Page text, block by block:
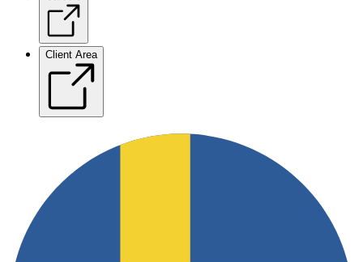
Client Area